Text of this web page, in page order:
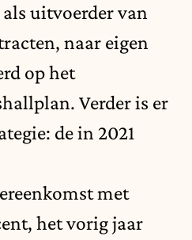
uitvoerder van
naar eigen
op het
Verder is er
de in 2021
met
het vorig jaar